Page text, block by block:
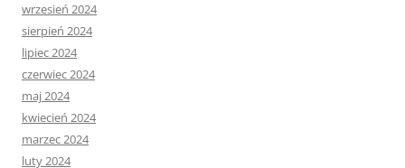
wrzesień 2024
sierpień 2024
lipiec 2024
czerwiec 2024
maj 2024
kwiecień 2024
marzec 2024
luty 2024